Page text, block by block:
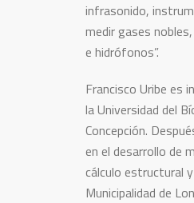
infrasonido,
medir gases
e hidrófonos”.
Francisco Uribe es
la Universidad del
Concepción.
en el desarrollo de
cálculo estructural
Municipalidad de